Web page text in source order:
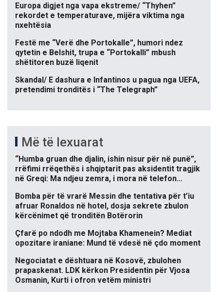
Europa digjet nga vapa ekstreme/ “Thyhen”
rekordet e temperaturave, mijëra viktima nga
nxehtësia
Festë me “Verë dhe Portokalle”, humori ndez
qytetin e Belshit, trupa e “Portokalli” mbush
shëtitoren buzë liqenit
Skandal/ E dashura e Infantinos u pagua nga UEFA,
pretendimi tronditës i “The Telegraph”
Më të lexuarat
“Humba gruan dhe djalin, ishin nisur për në punë”,
rrëfimi rrëqethës i shqiptarit pas aksidentit tragjik
në Greqi: Ma ndjeu zemra, i mora në telefon…
Bomba për të vrarë Messin dhe tentativa për t’iu
afruar Ronaldos në hotel, dosja sekrete zbulon
kërcënimet që tronditën Botërorin
Çfarë po ndodh me Mojtaba Khamenein? Mediat
opozitare iraniane: Mund të vdesë në çdo moment
Negociatat e dështuara në Kosovë, zbulohen
prapaskenat. LDK kërkon Presidentin për Vjosa
Osmanin, Kurti i ofron vetëm ministri